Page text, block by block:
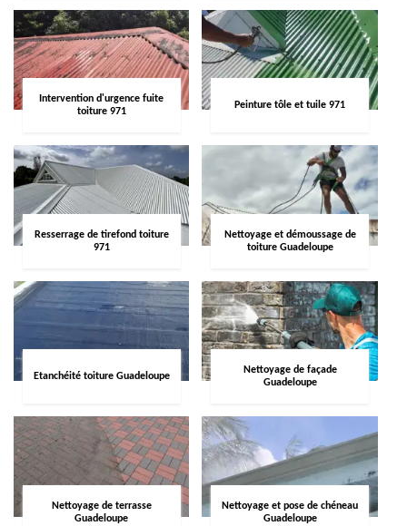
Intervention d'urgence fuite
toiture 971
Peinture tôle et tuile 971
Resserrage de tirefond toiture
971
Nettoyage et démoussage de
toiture Guadeloupe
Etanchéité toiture Guadeloupe
Nettoyage de façade
Guadeloupe
Nettoyage de terrasse
Guadeloupe
Nettoyage et pose de chéneau
Guadeloupe